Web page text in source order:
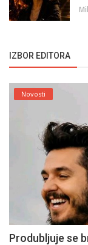
IZBOR EDITORA
Novosti
Produbljuje se